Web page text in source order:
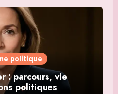
politique
: parcours, vie
politiques